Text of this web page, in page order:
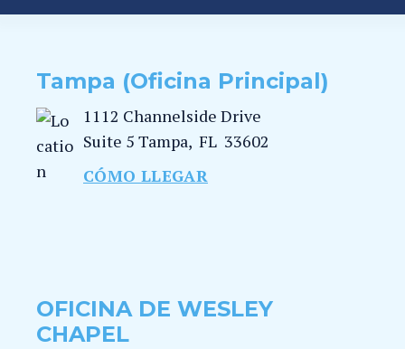
Tampa (Oficina Principal)
1112 Channelside Drive
Suite 5 Tampa, FL 33602
CÓMO LLEGAR
OFICINA DE WESLEY
CHAPEL